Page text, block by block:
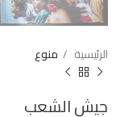
الرئيسية منوع
جيش الشعب